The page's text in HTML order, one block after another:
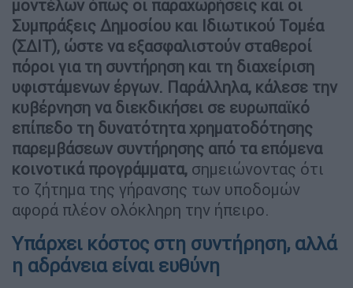
μοντέλων όπως οι παραχωρήσεις και οι
Συμπράξεις Δημοσίου και Ιδιωτικού Τομέα
(ΣΔΙΤ), ώστε να εξασφαλιστούν σταθεροί
πόροι για τη συντήρηση και τη διαχείριση
υφιστάμενων έργων. Παράλληλα, κάλεσε την
κυβέρνηση να διεκδικήσει σε ευρωπαϊκό
επίπεδο τη δυνατότητα χρηματοδότησης
παρεμβάσεων συντήρησης από τα επόμενα
κοινοτικά προγράμματα, σημειώνοντας ότι
το ζήτημα της γήρανσης των υποδομών
αφορά πλέον ολόκληρη την ήπειρο.
Υπάρχει κόστος στη συντήρηση, αλλά
η αδράνεια είναι ευθύνη